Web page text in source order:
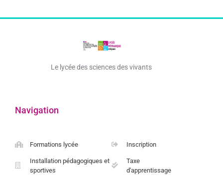
Le lycée des sciences des vivants
Navigation
Formations lycée
Installation pédagogiques et
sportives
Inscription
Taxe
d'apprentissage